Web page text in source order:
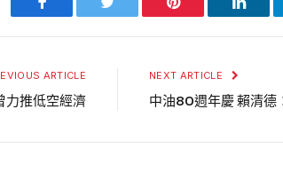
Facebook Twitter Pinterest
ARTICLE
力推低空經濟
NEXT ARTICLE
中油80週年慶 賴清德